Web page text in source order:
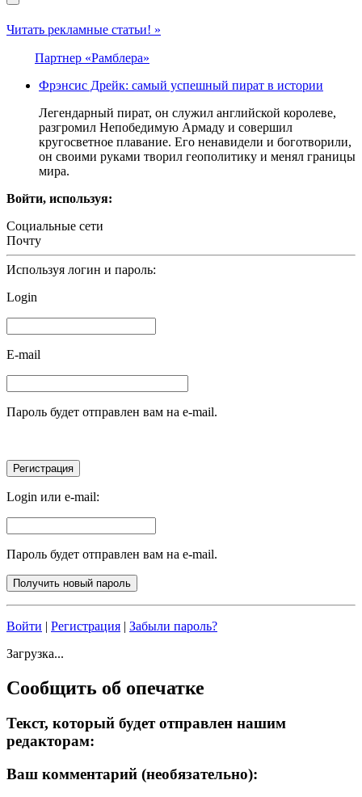
Читать рекламные статьи! »
Партнер «Рамблера»
Фрэнсис Дрейк: самый успешный пират в истории
Легендарный пират, он служил английской королеве,
разгромил Непобедимую Армаду и совершил
кругосветное плавание. Его ненавидели и боготворили,
он своими руками творил геополитику и менял границы
мира.
Войти, используя:
Социальные сети
Почту
Используя логин и пароль:
Login
E-mail
Пароль будет отправлен вам на e-mail.
Login или e-mail:
Пароль будет отправлен вам на e-mail.
Войти | Регистрация | Забыли пароль?
Загрузка...
Сообщить об опечатке
Текст, который будет отправлен нашим
редакторам:
Ваш комментарий (необязательно):